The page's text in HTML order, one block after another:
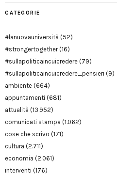
CATEGORIE
#lanuovauniversità (52)
#strongertogether(16)
#sullapoliticaincuicredere (79)
#sullapoliticaincuicredere_pensieri (9)
ambiente (664)
appuntamenti (681)
attualità (13.952)
comunicati stampa (1.062)
cose che scrivo (171)
cultura (2.711)
economia (2.061)
interventi (176)